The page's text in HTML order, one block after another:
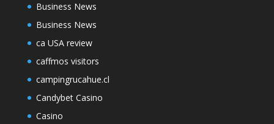
Business News
Business News
ca USA review
caffmos visitors
campingrucahue.cl
Candybet Casino
Casino